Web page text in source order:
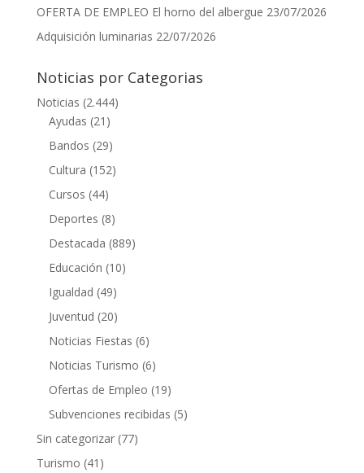
OFERTA DE EMPLEO El horno del albergue 23/07/2026
Adquisición luminarias 22/07/2026
Noticias por Categorias
Noticias (2.444)
Ayudas (21)
Bandos (29)
Cultura (152)
Cursos (44)
Deportes (8)
Destacada (889)
Educación (10)
Igualdad (49)
Juventud (20)
Noticias Fiestas (6)
Noticias Turismo (6)
Ofertas de Empleo (19)
Subvenciones recibidas (5)
Sin categorizar(77)
Turismo (41)